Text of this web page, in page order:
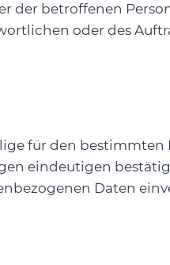
der betroffenen
oder des
für den bestimmten
eindeutigen
Daten